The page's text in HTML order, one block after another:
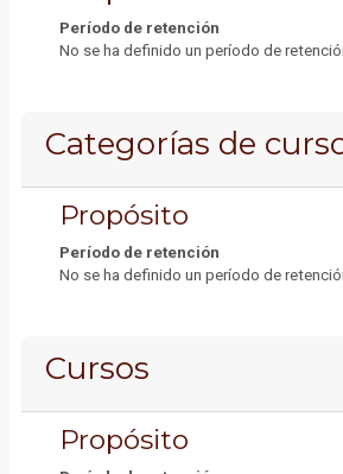
Período de retención
No se ha definido un período de
Categorías de
Propósito
Período de retención
No se ha definido un período de
Cursos
Propósito